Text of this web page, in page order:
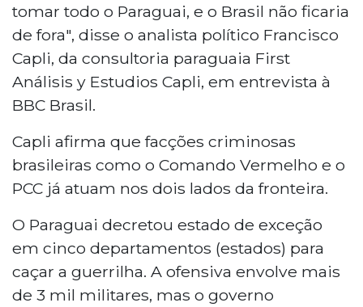
tomar todo o Paraguai, e o Brasil não ficaria
de fora", disse o analista político Francisco
Capli, da consultoria paraguaia First
Análisis y Estudios Capli, em entrevista à
BBC Brasil.
Capli afirma que facções criminosas
brasileiras como o Comando Vermelho e o
PCC já atuam nos dois lados da fronteira.
O Paraguai decretou estado de exceção
em cinco departamentos (estados) para
caçar a guerrilha. A ofensiva envolve mais
de 3 mil militares, mas o governo